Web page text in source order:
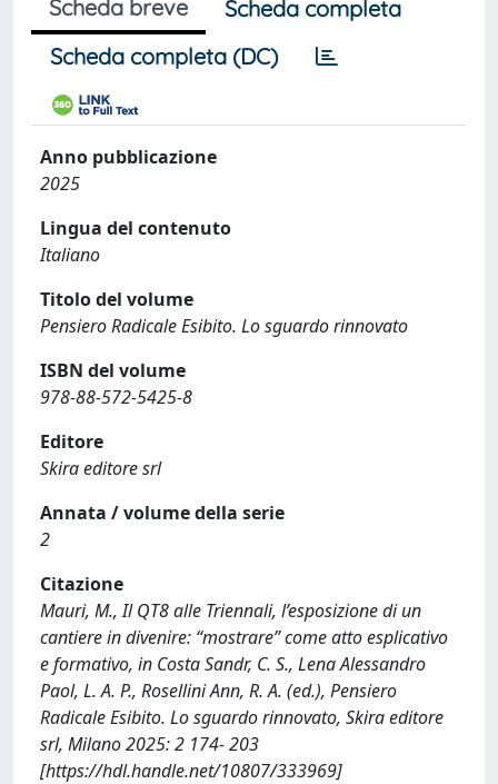
Scheda breve
Scheda completa
Scheda completa (DC)
Anno pubblicazione
2025
Lingua del contenuto
Italiano
Titolo del volume
Pensiero Radicale Esibito. Lo sguardo rinnovato
ISBN del volume
978-88-572-5425-8
Editore
Skira editore srl
Annata / volume della serie
2
Citazione
Mauri, M., Il QT8 alle Triennali, l’esposizione di un
cantiere in divenire: “mostrare” come atto esplicativo
e formativo, in Costa Sandr, C. S., Lena Alessandro
Paol, L. A. P., Rosellini Ann, R. A. (ed.), Pensiero
Radicale Esibito. Lo sguardo rinnovato, Skira editore
srl, Milano 2025: 2 174- 203
[https://hdl.handle.net/10807/333969]